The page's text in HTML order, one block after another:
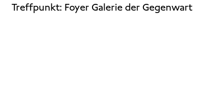
Treffpunkt: Foyer Galerie der Gegenwart